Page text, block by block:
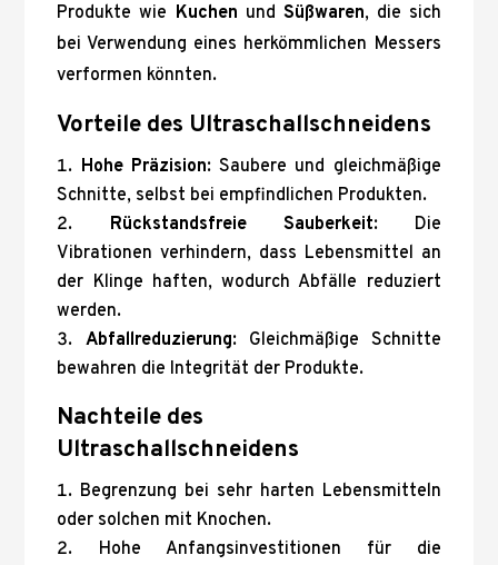
Produkte wie Kuchen und Süßwaren, die sich
bei Verwendung eines herkömmlichen Messers
verformen könnten.
Vorteile des Ultraschallschneidens
Hohe Präzision: Saubere und gleichmäßige
Schnitte, selbst bei empfindlichen Produkten.
Rückstandsfreie Sauberkeit: Die
Vibrationen verhindern, dass Lebensmittel an
der Klinge haften, wodurch Abfälle reduziert
werden.
Abfallreduzierung: Gleichmäßige Schnitte
bewahren die Integrität der Produkte.
Nachteile des
Ultraschallschneidens
Begrenzung bei sehr harten Lebensmitteln
oder solchen mit Knochen.
Hohe Anfangsinvestitionen für die